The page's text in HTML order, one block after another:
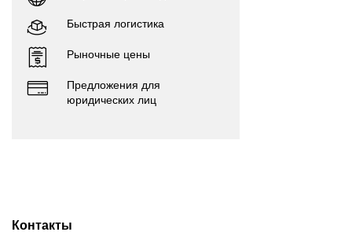
Быстрая логистика
Рыночные цены
Предложения для
юридических лиц
Контакты